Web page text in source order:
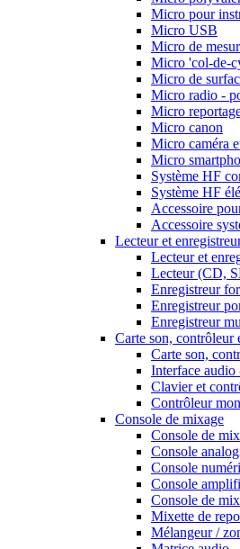
Micro pour
Micro USB
Micro de
Micro 'col-de-
Micro de
Micro radio -
Micro
Micro canon
Micro caméra
Micro
Système HF
Système HF
Accessoire
Accessoire
Lecteur et
Lecteur et
Lecteur (CD,
Enregistreur
Enregistreur
Enregistreur
Carte son, contrôleur
Carte son,
Interface audio
Clavier et
Contrôleur
Console de mixage
Console de
Console
Console
Console
Console de
Mixette de
Mélangeur /